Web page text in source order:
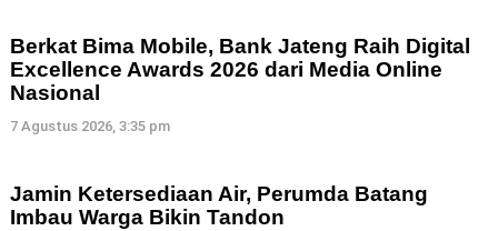
Berkat Bima Mobile, Bank Jateng Raih Digital
Excellence Awards 2026 dari Media Online
Nasional
7 Agustus 2026, 3:35 pm
Jamin Ketersediaan Air, Perumda Batang
Imbau Warga Bikin Tandon